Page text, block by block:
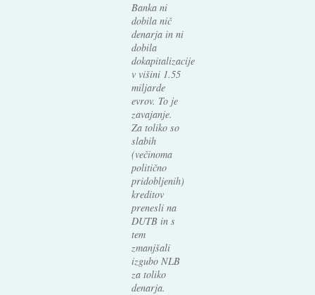
Banka ni
dobila nič
denarja in ni
dobila
dokapitalizacije
v višini 1.55
miljarde
evrov. To je
zavajanje.
Za toliko so
slabih
(večinoma
politično
pridobljenih)
kreditov
prenesli na
DUTB in s
tem
zmanjšali
izgubo NLB
za toliko
denarja.